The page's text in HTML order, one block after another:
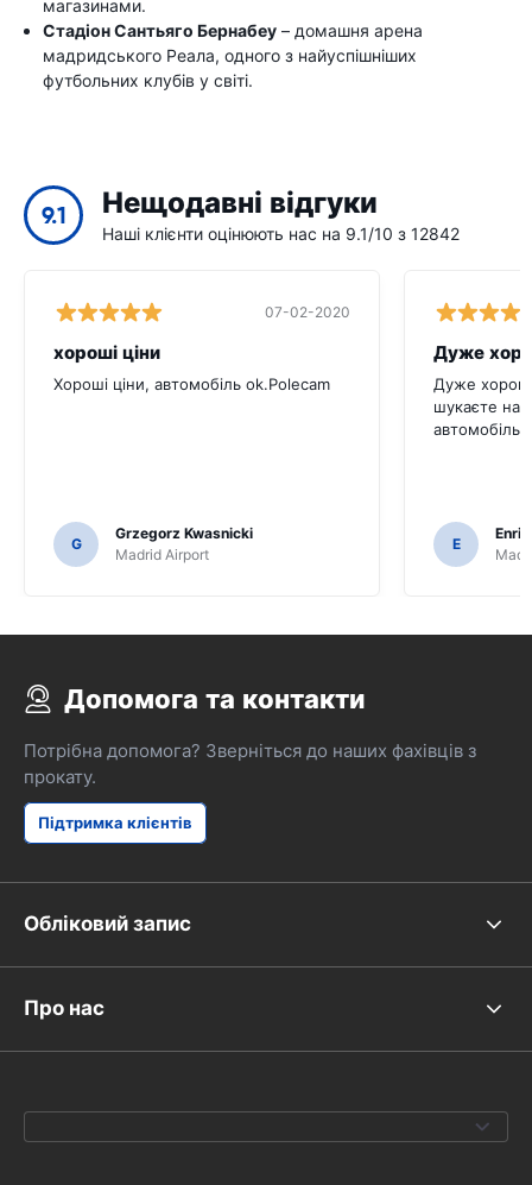
магазинами.
Стадіон Сантьяго Бернабеу – домашня арена
мадридського Реала, одного з найуспішніших
футбольних клубів у світі.
9.1 Нещодавні відгуки
Наші клієнти оцінюють нас на 9.1/10 з 12842
07-02-2020
хороші ціни
Хороші ціни, автомобіль ok.Polecam
G
Grzegorz Kwasnicki
Madrid Airport
Дуже
Дуже
шукаєте
автомобіль.
E
Допомога та контакти
Потрібна допомога? Зверніться до наших фахівців з
прокату.
Підтримка клієнтів
Обліковий запис
Про нас